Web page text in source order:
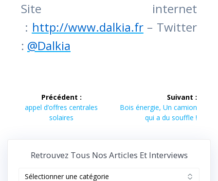
Site internet
: http://www.dalkia.fr– Twitter
: @Dalkia
Navigation
de
Précédent :
Article
précédent :
appel d’offres centrales
solaires
Suivant :
Article
Bois énergie, Un camion
qui a du souffle !
Retrouvez Tous Nos Articles Et Interviews